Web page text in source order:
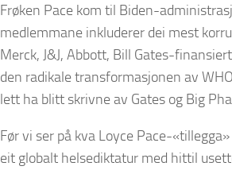
Frøken Pace kom til Biden-
medlemmane inkluderer dei mest
Merck, J&J, Abbott, Bill Gates-
den radikale transformasjonen av
lett ha blitt skrivne av Gates og Big
Før vi ser på kva Loyce Pace-
eit globalt helsediktatur med hittil